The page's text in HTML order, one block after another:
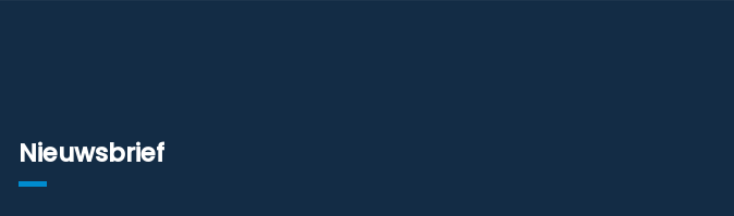
Nieuwsbrief